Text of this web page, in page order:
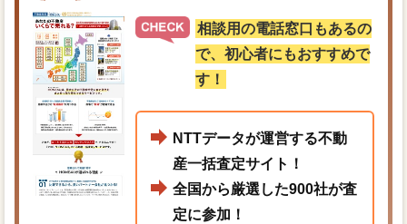
相談用の電話窓口もあるの
で、初心者にもおすすめで
す！
NTTデータが運営する不動
産一括査定サイト！
全国から厳選した900社が査
定に参加！